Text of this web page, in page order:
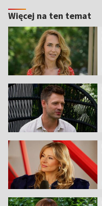
Więcej na ten temat